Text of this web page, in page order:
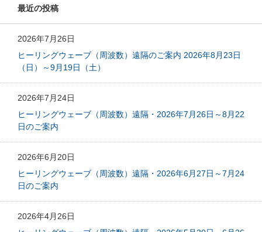
最近の投稿
2026年7月26日
ヒーリングウェーブ（周波数）遠隔のご案内 2026年8月23日
（日）～9月19日（土）
2026年7月24日
ヒーリングウェーブ（周波数）遠隔・2026年7月26日～8月22
日のご案内
2026年6月20日
ヒーリングウェーブ（周波数）遠隔・2026年6月27日～7月24
日のご案内
2026年4月26日